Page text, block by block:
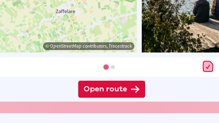
© OpenStreetMap contributors, Tracestrack
Open route